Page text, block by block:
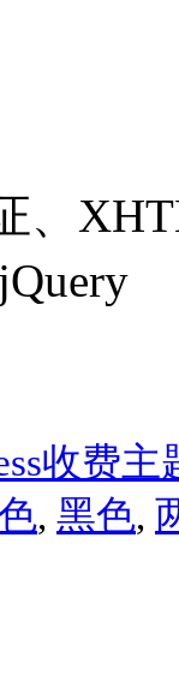
、
收费主
, 黑色,